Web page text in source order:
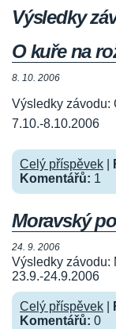
Výsledky
O kuře na
8. 10. 2006
Výsledky závodu:
7.10.-8.10.2006
Celý příspěvek
Komentářů: 1
Moravský
24. 9. 2006
Výsledky závodu:
23.9.-24.9.2006
Celý příspěvek
Komentářů: 0